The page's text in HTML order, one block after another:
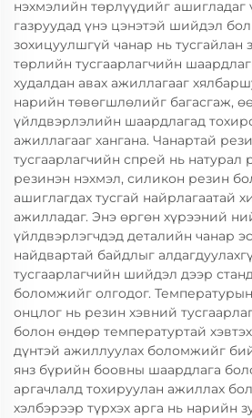
нэхмэлийн төрлүүдийг
газруудад үнэ цэнэтэй шийдэл
зохицуулшгүй чанар нь тусгайлан
төрлийн тусгаарлагчийн
худалдан авах ажиллагааг
нарийн төвөгшлөлийг багасгаж,
үйлдвэрлэлийн шаардлагад
ажиллагааг хангана. Чанартай
тусгаарлагчийн спрей нь натурал
резинэн нэхмэл, силикон резин
ашиглагдах тусгай найрлагаатай
ажилладаг. Энэ өргөн хүрээний
үйлдвэрлэгчдэд деталийн чанар
найдвартай байдлыг
тусгаарлагчийн шийдэл дээр
боломжийг олгодог.
онцлог нь резин хэвний
болон өндөр температуртай
дүнтэй ажиллуулах боломжийг
янз бүрийн боовны шаардлага
аргачлалд тохируулан ажиллах
хэлбэрээр түрхэх арга нь нарийн